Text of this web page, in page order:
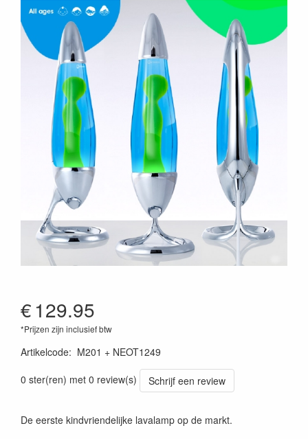
€129.95
*Prijzen zijn inclusief btw
Artikelcode: M201 + NEOT1249
0 ster(ren) met 0 review(s)
Schrijf een review
De eerste kindvriendelijke lavalamp op de markt.